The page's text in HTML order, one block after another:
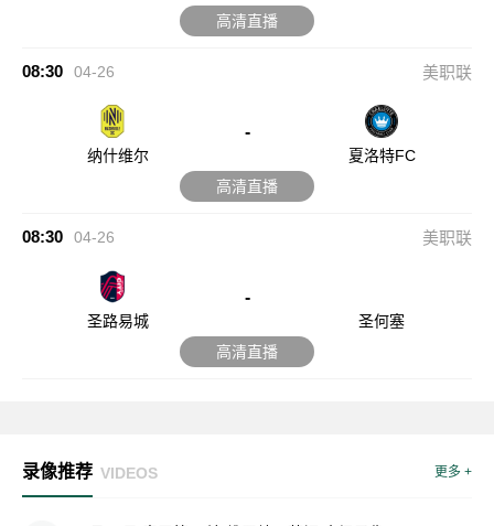
高清直播
08:30 04-26 美职联
纳什维尔
-
夏洛特FC
高清直播
08:30 04-26 美职联
圣路易城
-
圣何塞
高清直播
录像推荐 VIDEOS 更多 +